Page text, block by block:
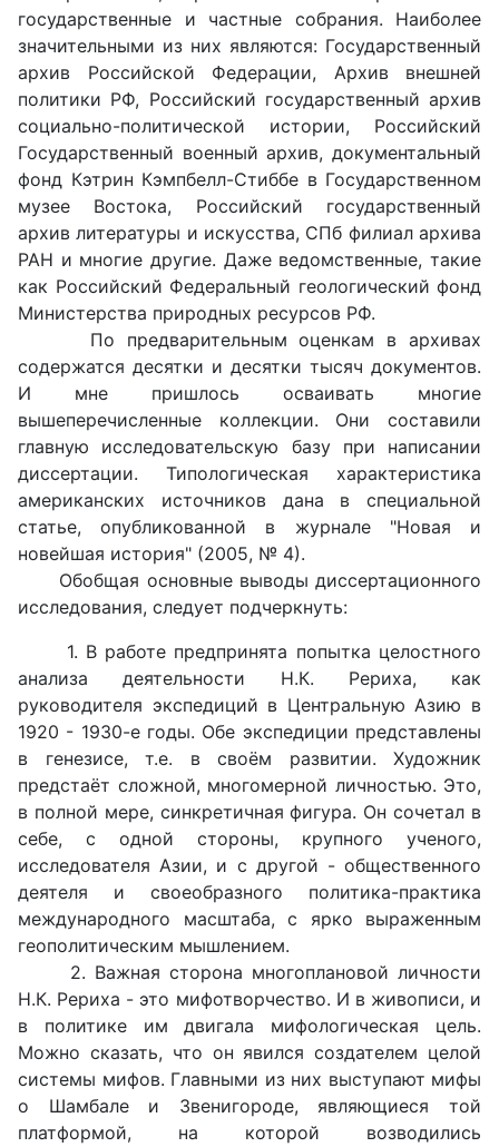
государственные и частные собрания. Наиболее
значительными из них являются: Государственный
архив Российской Федерации, Архив внешней
политики РФ, Российский государственный архив
социально-политической истории, Российский
Государственный военный архив, документальный
фонд Кэтрин Кэмпбелл-Стиббе в Государственном
музее Востока, Российский государственный
архив литературы и искусства, СПб филиал архива
РАН и многие другие. Даже ведомственные, такие
как Российский Федеральный геологический фонд
Министерства природных ресурсов РФ.
По предварительным оценкам в архивах
содержатся десятки и десятки тысяч документов.
И мне пришлось осваивать многие
вышеперечисленные коллекции. Они составили
главную исследовательскую базу при написании
диссертации. Типологическая характеристика
американских источников дана в специальной
статье, опубликованной в журнале "Новая и
новейшая история" (2005, № 4).
Обобщая основные выводы диссертационного
исследования, следует подчеркнуть:
1. В работе предпринята попытка целостного
анализа деятельности Н.К. Рериха, как
руководителя экспедиций в Центральную Азию в
1920 - 1930-е годы. Обе экспедиции представлены
в генезисе, т.е. в своём развитии. Художник
предстаёт сложной, многомерной личностью. Это,
в полной мере, синкретичная фигура. Он сочетал в
себе, с одной стороны, крупного ученого,
исследователя Азии, и с другой - общественного
деятеля и своеобразного политика-практика
международного масштаба, с ярко выраженным
геополитическим мышлением.
2. Важная сторона многоплановой личности
Н.К. Рериха - это мифотворчество. И в живописи, и
в политике им двигала мифологическая цель.
Можно сказать, что он явился создателем целой
системы мифов. Главными из них выступают мифы
о Шамбале и Звенигороде, являющиеся той
платформой, на которой возводились